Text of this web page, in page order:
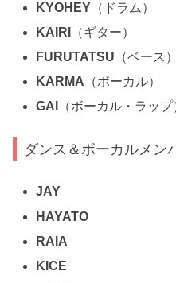
KYOHEY （ドラム）
KAIRI
（ギター）
FURUTATSU （ベース）
KARMA （ボーカル）
GAI
（ボーカル・ラップ
ダンス＆ボーカルメン
JAY
HAYATO
RAIA
KICE